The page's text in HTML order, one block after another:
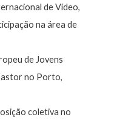
de Vídeo,
na área de
de Jovens
no Porto,
coletiva no